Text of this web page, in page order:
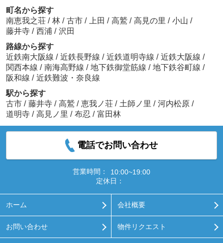
町名から探す
南恵我之荘 / 林 / 古市 / 上田 / 高鷲 / 高見の里 / 小山 /
藤井寺 / 西浦 / 沢田
路線から探す
近鉄南大阪線 / 近鉄長野線 / 近鉄道明寺線 / 近鉄大阪線 /
関西本線 / 南海高野線 / 地下鉄御堂筋線 / 地下鉄谷町線 /
阪和線 / 近鉄難波・奈良線
駅から探す
古市 / 藤井寺 / 高鷲 / 恵我ノ荘 / 土師ノ里 / 河内松原 /
道明寺 / 高見ノ里 / 布忍 / 富田林
電話でお問い合わせ
営業時間：
10:00~19:00
定休日：
ホーム 会社概要
お問い合わせ 物件リクエスト